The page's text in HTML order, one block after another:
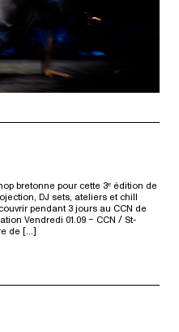
bretonne pour cette 3ᵉ édition de
DJ sets, ateliers et chill
pendant 3 jours au CCN de
Vendredi 01.09 – CCN / St-
de […]